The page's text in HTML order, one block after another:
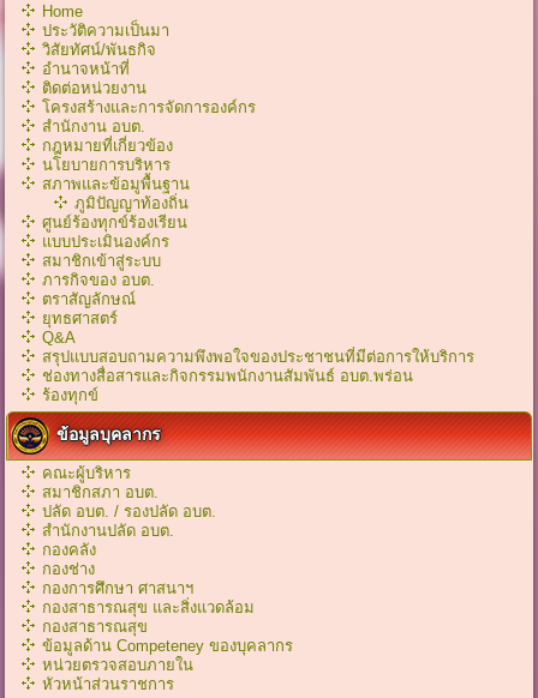
Home
ประวัติความเป็นมา
วิสัยทัศน์/พันธกิจ
อำนาจหน้าที่
ติดต่อหน่วยงาน
โครงสร้างและการจัดการองค์กร
สำนักงาน อบต.
กฎหมายที่เกี่ยวข้อง
นโยบายการบริหาร
สภาพและข้อมูพื้นฐาน
ภูมิปัญญาท้องถิ่น
ศูนย์ร้องทุกข์ร้องเรียน
แบบประเมินองค์กร
สมาชิกเข้าสู่ระบบ
ภารกิจของ อบต.
ตราสัญลักษณ์
ยุทธศาสตร์
Q&A
สรุปแบบสอบถามความพึงพอใจของประชาชนที่มีต่อการให้บริการ
ช่องทางสื่อสารและกิจกรรมพนักงานสัมพันธ์ อบต.พร่อน
ร้องทุกข์
ข้อมูลบุคลากร
คณะผู้บริหาร
สมาชิกสภา อบต.
ปลัด อบต. / รองปลัด อบต.
สำนักงานปลัด อบต.
กองคลัง
กองช่าง
กองการศึกษา ศาสนาฯ
กองสาธารณสุข และสิ่งแวดล้อม
กองสาธารณสุข
ข้อมูลด้าน Competeney ของบุคลากร
หน่วยตรวจสอบภายใน
หัวหน้าส่วนราชการ